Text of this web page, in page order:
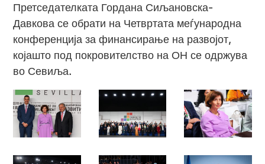
Претседателката Гордана Сиљановска-
Давкова се обрати на Четвртата меѓународна
конференција за финансирање на развојот,
којашто под покровителство на ОН се одржува
во Севиља.